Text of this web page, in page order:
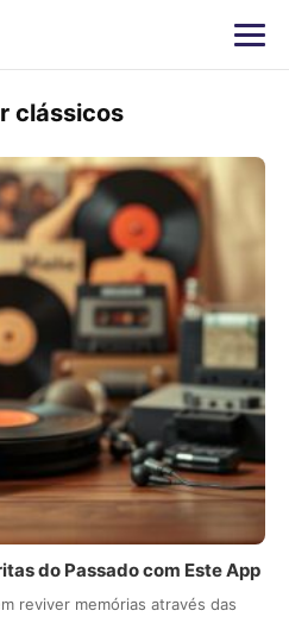
clássicos
do Passado com Este App
reviver memórias através das